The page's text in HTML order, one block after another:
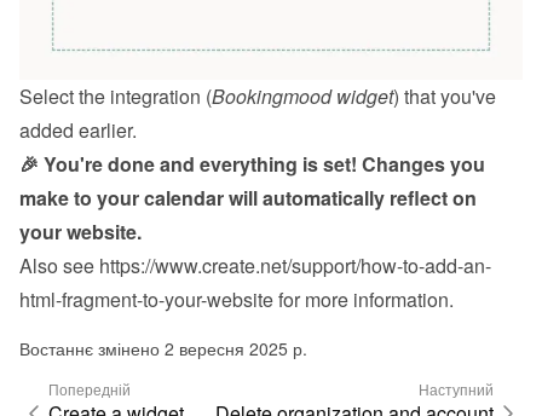
Select the integration (Bookingmood widget) that you've
added earlier.
🎉 You're done and everything is set! Changes you
make to your calendar will automatically reflect on
your website.
Also see https://www.create.net/support/how-to-add-an-
html-fragment-to-your-website for more information.
Востаннє змінено 2 вересня 2025 р.
Попередній Наступний